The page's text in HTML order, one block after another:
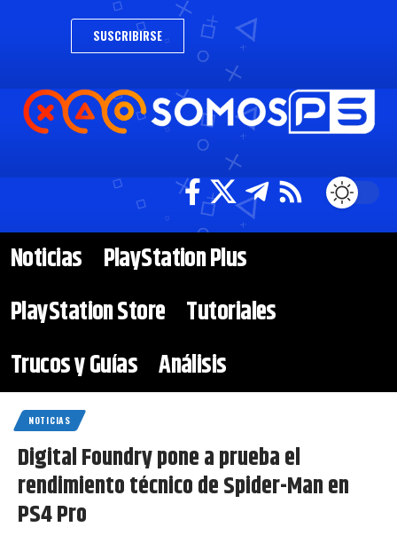
SUSCRIBIRSE
Noticias
PlayStation Plus
PlayStation Store Tutoriales
Trucos y Guías Análisis
NOTICIAS
Digital Foundry pone a prueba el
rendimiento técnico de Spider-Man en
PS4 Pro